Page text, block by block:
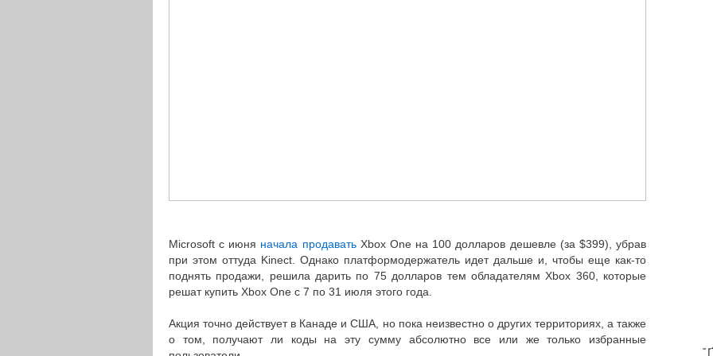
Microsoft с июня начала продаватьXbox One на 100 долларов дешевле (за $399), убрав
при этом оттуда Kinect. Однако платформодержатель идет дальше и, чтобы еще как-то
поднять продажи, решила дарить по 75 долларов тем обладателям Xbox 360, которые
решат купить Xbox One с 7 по 31 июля этого года.
Акция точно действует в Канаде и США, но пока неизвестно о других территориях, а также
о том, получают ли коды на эту сумму абсолютно все или же только избранные